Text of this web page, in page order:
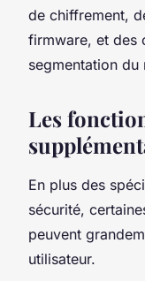
de chiffrement,
firmware, et des
segmentation
Les
En plus des
sécurité,
peuvent
utilisateur.